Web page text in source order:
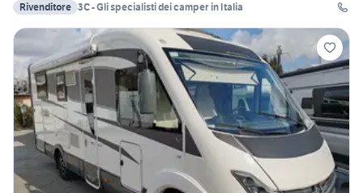
Rivenditore 3C - Gli specialisti dei camper in Italia